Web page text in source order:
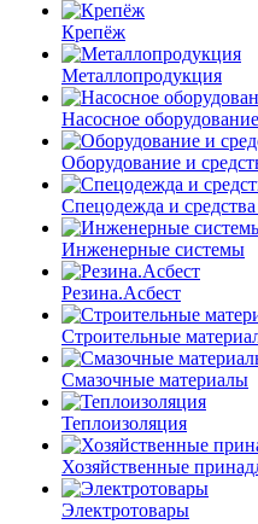
Крепёж
Металлопродукция
Насосное оборудование
Оборудование и
Спецодежда и
Инженерные системы
Резина.Асбест
Строительные
Смазочные материалы
Теплоизоляция
Хозяйственные
Электротовары